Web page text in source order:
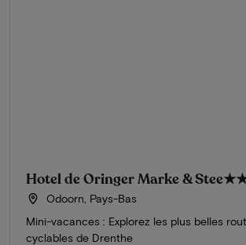
Hotel de Oringer Marke & Stee
Odoorn, Pays-Bas
Mini-vacances : Explorez les plus belles
cyclables de Drenthe